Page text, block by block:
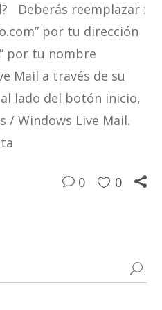
Deberás reemplazar :
por tu dirección
por tu nombre
Mail a través de su
lado del botón inicio,
/ Windows Live Mail.
0 0